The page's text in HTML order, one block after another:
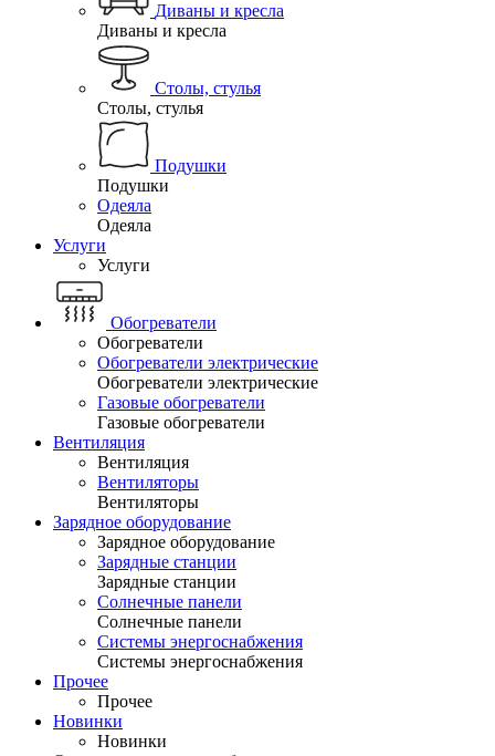
Диваны и кресла
Диваны и кресла
Столы, стулья
Столы, стулья
Подушки
Подушки
Одеяла
Одеяла
Услуги
Услуги
Обогреватели
Обогреватели
Обогреватели электрические
Обогреватели электрические
Газовые обогреватели
Газовые обогреватели
Вентиляция
Вентиляция
Вентиляторы
Вентиляторы
Зарядное оборудование
Зарядное оборудование
Зарядные станции
Зарядные станции
Солнечные панели
Солнечные панели
Системы энергоснабжения
Системы энергоснабжения
Прочее
Прочее
Новинки
Новинки